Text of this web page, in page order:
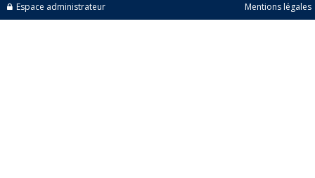
Espace administrateur Mentions légales